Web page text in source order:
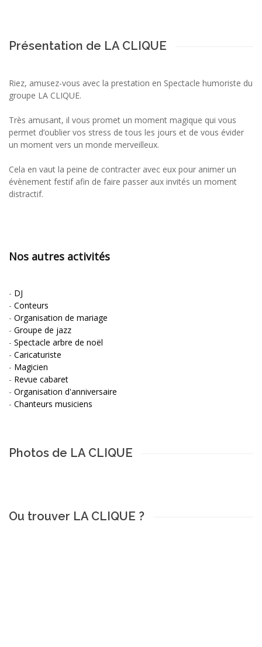
Présentation de LA CLIQUE
Riez, amusez-vous avec la prestation en Spectacle humoriste du
groupe LA CLIQUE.
Très amusant, il vous promet un moment magique qui vous
permet d’oublier vos stress de tous les jours et de vous évider
un moment vers un monde merveilleux.
Cela en vaut la peine de contracter avec eux pour animer un
évènement festif afin de faire passer aux invités un moment
distractif.
Nos autres activités
- DJ
- Conteurs
- Organisation de mariage
- Groupe de jazz
- Spectacle arbre de noël
- Caricaturiste
- Magicien
- Revue cabaret
- Organisation d'anniversaire
- Chanteurs musiciens
Photos de LA CLIQUE
Ou trouver LA CLIQUE ?